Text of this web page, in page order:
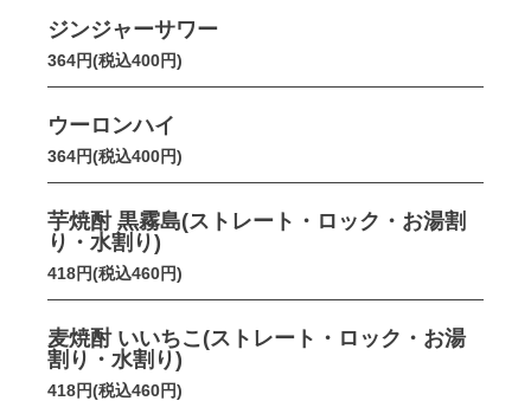
ジンジャーサワー
364円(税込400円)
ウーロンハイ
364円(税込400円)
芋焼酎 黒霧島(ストレート・ロック・お湯割
り・水割り)
418円(税込460円)
麦焼酎 いいちこ(ストレート・ロック・お湯
割り・水割り)
418円(税込460円)